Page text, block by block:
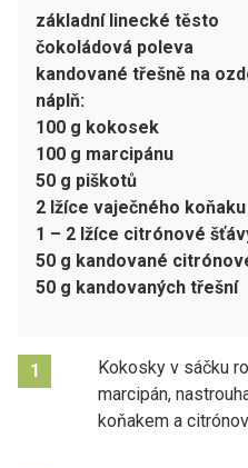
základní linecké těsto
čokoládová poleva
kandované třešně na
náplň:
100 g kokosek
100 g marcipánu
50 g piškotů
2 lžíce vaječného koňaku
1 – 2 lžíce citrónové
50 g kandované
50 g kandovaných třešní
1
Kokosky v sáčku
marcipán,
koňakem a